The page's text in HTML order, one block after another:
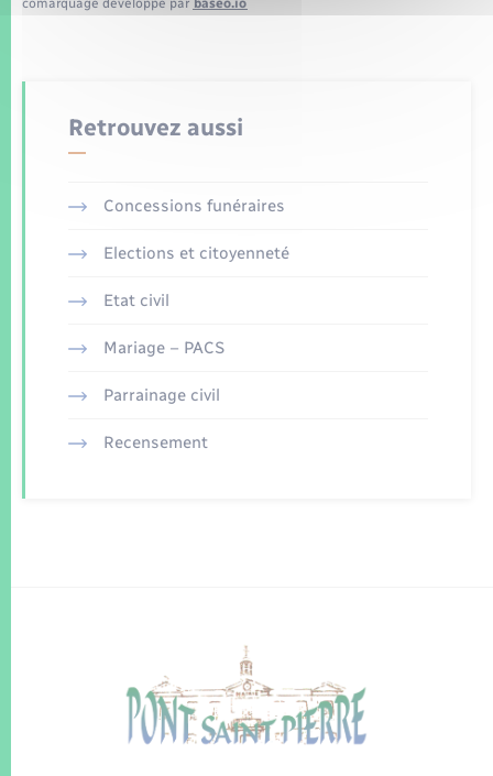
comarquage developpé par baseo.io
Retrouvez aussi
Concessions funéraires
Elections et citoyenneté
Etat civil
Mariage – PACS
Parrainage civil
Recensement